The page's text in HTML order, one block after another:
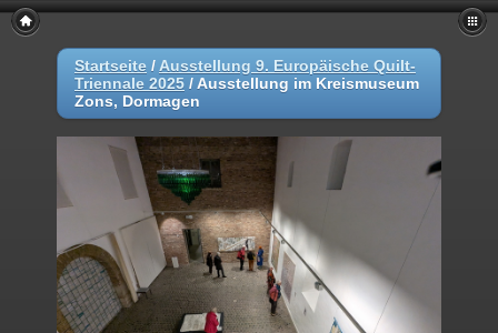
Startseite / Ausstellung 9. Europäische Quilt-
Triennale 2025 / Ausstellung im Kreismuseum
Zons, Dormagen